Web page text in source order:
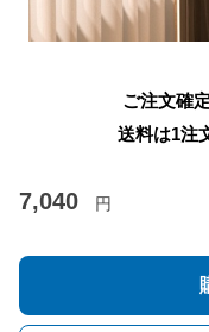
ご注文確
送料は1注
7,040 円